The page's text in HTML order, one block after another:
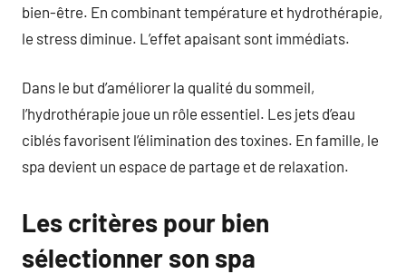
bien-être. En combinant température et hydrothérapie,
le stress diminue. L’effet apaisant sont immédiats.
Dans le but d’améliorer la qualité du sommeil,
l’hydrothérapie joue un rôle essentiel. Les jets d’eau
ciblés favorisent l’élimination des toxines. En famille, le
spa devient un espace de partage et de relaxation.
Les critères pour bien
sélectionner son spa